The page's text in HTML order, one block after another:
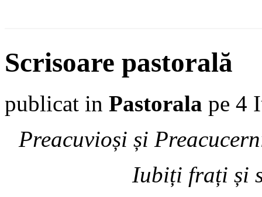
Scrisoare pastorală
publicat in Pastorala pe 4
Preacuvioși și
Iubiți frați și